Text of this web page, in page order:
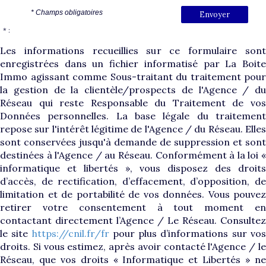
Envoyer
* Champs obligatoires
* :
Les informations recueillies sur ce formulaire sont
enregistrées dans un fichier informatisé par La Boite
Immo agissant comme Sous-traitant du traitement pour
la gestion de la clientèle/prospects de l'Agence / du
Réseau qui reste Responsable du Traitement de vos
Données personnelles. La base légale du traitement
repose sur l'intérêt légitime de l'Agence / du Réseau. Elles
sont conservées jusqu'à demande de suppression et sont
destinées à l'Agence / au Réseau. Conformément à la loi «
informatique et libertés », vous disposez des droits
d’accès, de rectification, d’effacement, d’opposition, de
limitation et de portabilité de vos données. Vous pouvez
retirer votre consentement à tout moment en
contactant directement l’Agence / Le Réseau. Consultez
le site https://cnil.fr/frpour plus d’informations sur vos
droits. Si vous estimez, après avoir contacté l'Agence / le
Réseau, que vos droits « Informatique et Libertés » ne